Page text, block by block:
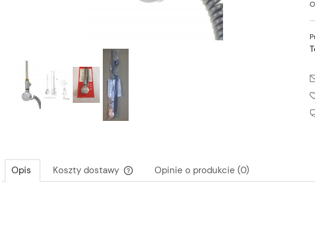
Opis Koszty dostawy Opinie o produkcie (0)